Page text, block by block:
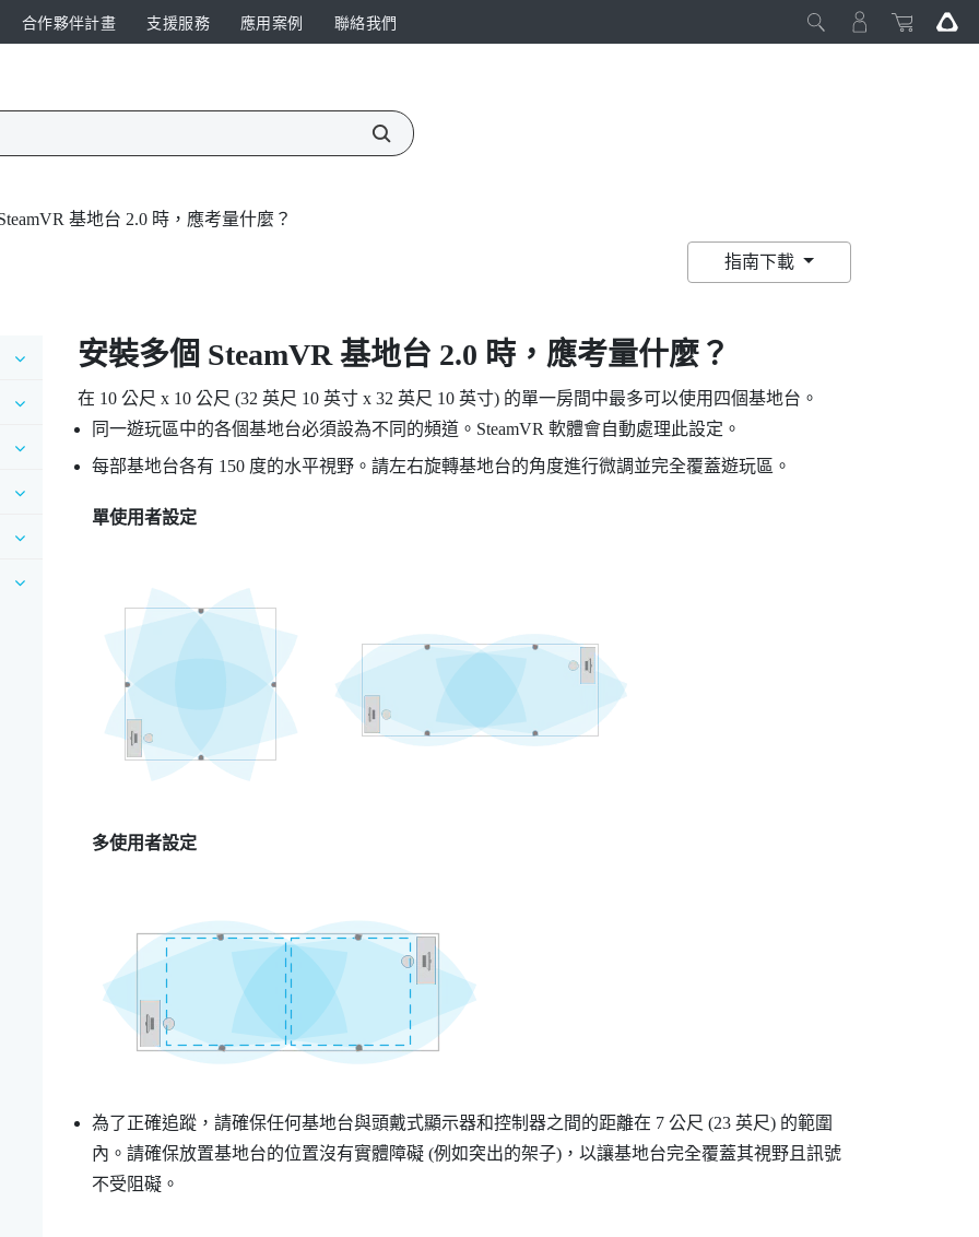
合作夥伴計畫 支援服務 應用案例 聯絡我們
基地台 2.0 時，應考量什麼？
指南下載
安裝多個 SteamVR基地台 2.0 時，應考量什麼？
在 10 公尺 x 10 公尺 (32 英尺 10 英寸 x 32 英尺 10 英寸) 的單一房間中最多可以使用四個基地台。
同一遊玩區中的各個基地台必須設為不同的頻道。 SteamVR 軟體會自動處理此設定。
每部基地台各有 150 度的水平視野。請左右旋轉基地台的角度進行微調並完全覆蓋遊玩區。
單使用者設定
多使用者設定
為了正確追蹤，請確保任何基地台與頭戴式顯示器和控制器之間的距離在 7 公尺 (23 英尺) 的範圍
內。請確保放置基地台的位置沒有實體障礙 (例如突出的架子)，以讓基地台完全覆蓋其視野且訊號
不受阻礙。